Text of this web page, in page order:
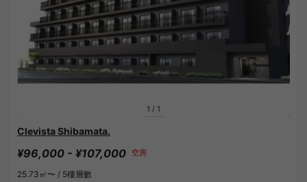
1 / 1
Clevista Shibamata.
¥96,000 - ¥107,000 空房
25.73㎡〜 / 5樓層數